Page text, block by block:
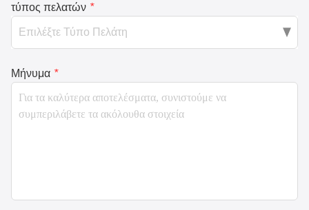
τύπος πελατών *
Μήνυμα *